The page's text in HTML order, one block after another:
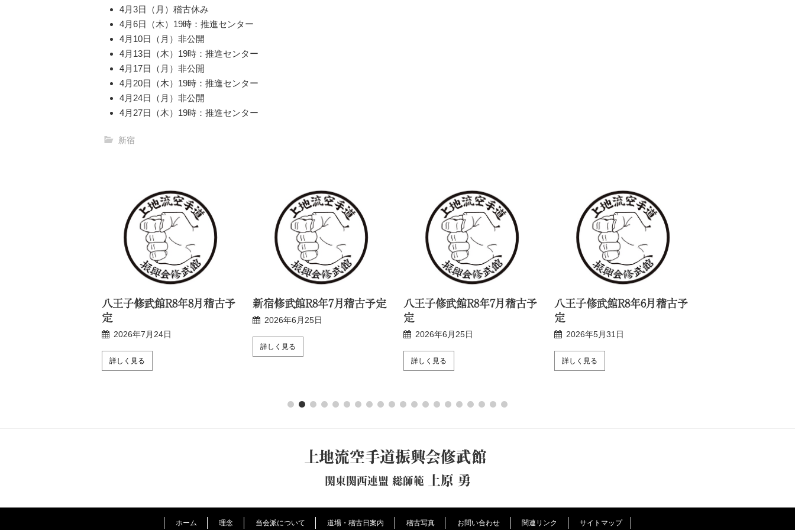
4月3日（月）稽古休み
4月6日（木）19時：推進センター
4月10日（月）非公開
4月13日（木）19時：推進センター
4月17日（月）非公開
4月20日（木）19時：推進センター
4月24日（月）非公開
4月27日（木）19時：推進センター
新宿
八王子修武館R8年8月稽古予
定
2026年7月24日
詳しく見る
新宿修武館R8年7月稽古予定
2026年6月25日
詳しく見る
八王子修武館R8年7月稽古予
定
2026年6月25日
詳しく見る
八王子修武館R8年6月稽古予
定
2026年5月31日
詳しく見る
上地流空手道振興会修武館
関東関西連盟 総師範 上原 勇
ホーム 理念 当会派について 道場・稽古日案内 稽古写真 お問い合わせ 関連リンク サイトマップ